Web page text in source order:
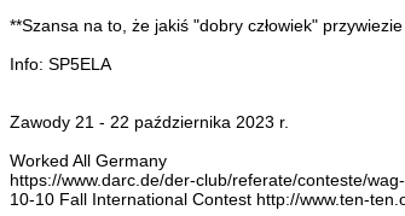
**Szansa na to, że jakiś "dobry człowiek"
Info: SP5ELA
Zawody 21 - 22 października 2023 r.
Worked All Germany
https://www.darc.de/der-club/referate/conteste/
10-10 Fall International Contest http://www.ten-